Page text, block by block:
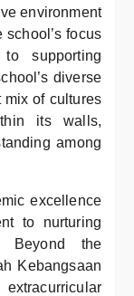
environment
focus
supporting
diverse
mix of cultures
its walls,
among
excellence
to nurturing
Beyond the
Kebangsaan